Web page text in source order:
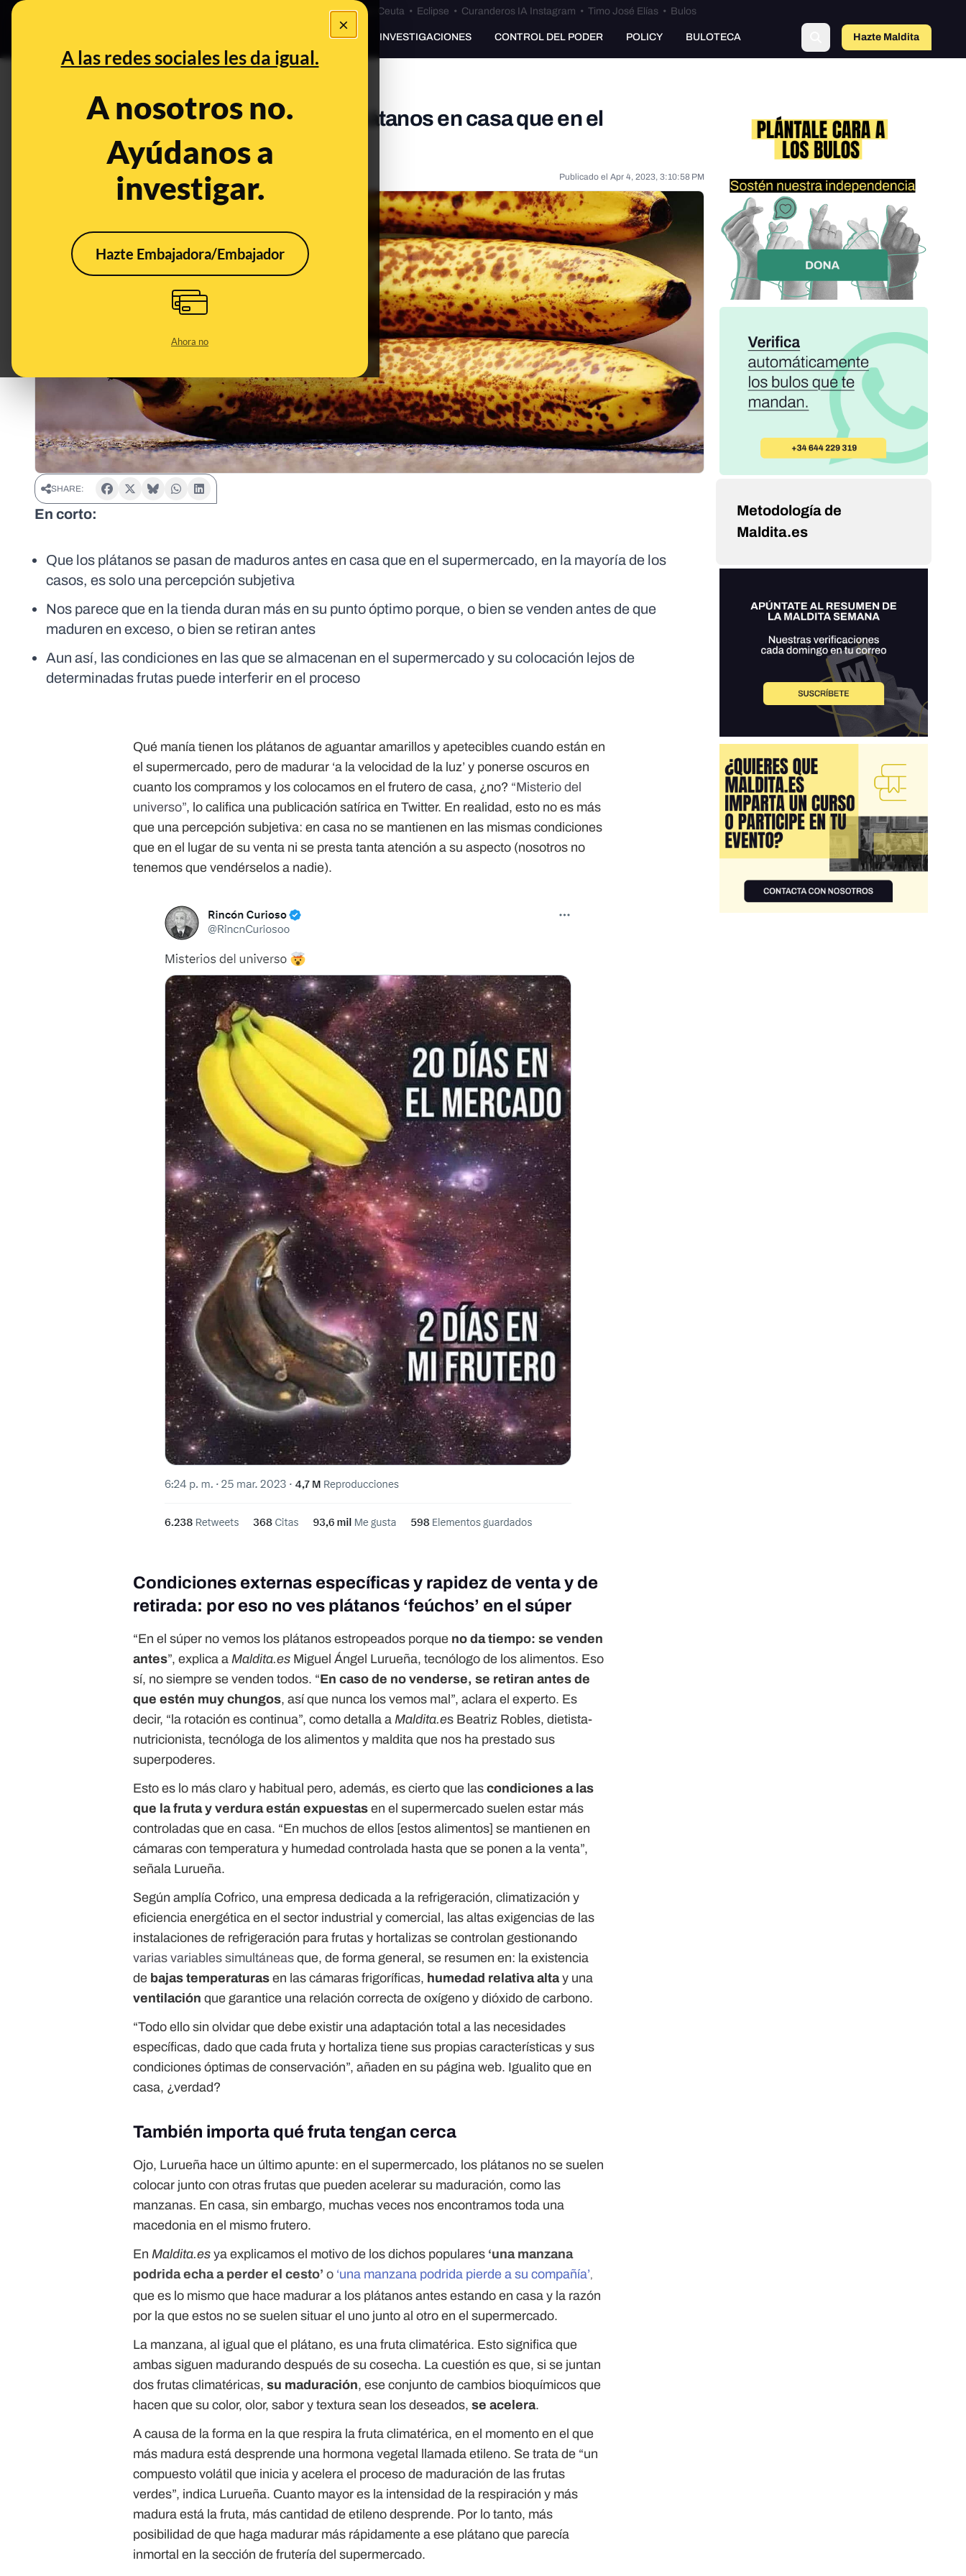
×
A las redes sociales les da igual.
A nosotros no.
Ayúdanos a
investigar.
Hazte Embajadora/Embajador
Ahora no
Especial Ceuta•Bulos Ceuta • Eclipse • Curanderos IA Instagram • Timo José Elías • Bulos
PREBUNKING INVESTIGACIONES CONTROL DEL PODER POLICY BULOTECA Hazte Maldito
¿Maduran (y se pasan) antes los plátanos en casa que en el
supermercado?
Publicado el Apr 4, 2023, 3:10:58 PM
SHARE:
En corto:
Que los plátanos se pasan de maduros antes en casa que en el supermercado, en la mayoría de los
casos, es solo una percepción subjetiva
Nos parece que en la tienda duran más en su punto óptimo porque, o bien se venden antes de que
maduren en exceso, o bien se retiran antes
Aun así, las condiciones en las que se almacenan en el supermercado y su colocación lejos de
determinadas frutas puede interferir en el proceso
Qué manía tienen los plátanos de aguantar amarillos y apetecibles cuando están en
el supermercado, pero de madurar ‘a la velocidad de la luz’ y ponerse oscuros en
cuanto los compramos y los colocamos en el frutero de casa, ¿no? “Misterio del
universo”, lo califica una publicación satírica en Twitter. En realidad, esto no es más
que una percepción subjetiva: en casa no se mantienen en las mismas condiciones
que en el lugar de su venta ni se presta tanta atención a su aspecto (nosotros no
tenemos que vendérselos a nadie).
Condiciones externas específicas y rapidez de venta y de
retirada: por eso no ves plátanos ‘feúchos’ en el súper
“En el súper no vemos los plátanos estropeados porque no da tiempo: se venden
antes”, explica aMaldita.es Miguel Ángel Lurueña, tecnólogo de los alimentos. Eso
sí, no siempre se venden todos. “En caso de no venderse, se retiran antes de
que estén muy chungos, así que nunca los vemos mal”, aclara el experto. Es
decir, “la rotación es continua”, como detalla aMaldita.es Beatriz Robles, dietista-
nutricionista, tecnóloga de los alimentos y maldita que nos ha prestado sus
superpoderes.
Esto es lo más claro y habitual pero, además, es cierto que lascondiciones a las
que la fruta y verdura están expuestas en el supermercado suelen estar más
controladas que en casa. “En muchos de ellos [estos alimentos] se mantienen en
cámaras con temperatura y humedad controlada hasta que se ponen a la venta”,
señala Lurueña.
Según amplía Cofrico, una empresa dedicada a la refrigeración, climatización y
eficiencia energética en el sector industrial y comercial, las altas exigencias de las
instalaciones de refrigeración para frutas y hortalizas se controlan gestionando
varias variables simultáneas que, de forma general, se resumen en: la existencia
de bajas temperaturas en las cámaras frigoríficas, humedad relativa alta y una
ventilación que garantice una relación correcta de oxígeno y dióxido de carbono.
“Todo ello sin olvidar que debe existir una adaptación total a las necesidades
específicas, dado que cada fruta y hortaliza tiene sus propias características y sus
condiciones óptimas de conservación”, añaden en su página web. Igualito que en
casa, ¿verdad?
También importa qué fruta tengan cerca
Ojo, Lurueña hace un último apunte: en el supermercado, los plátanos no se suelen
colocar junto con otras frutas que pueden acelerar su maduración, como las
manzanas. En casa, sin embargo, muchas veces nos encontramos toda una
macedonia en el mismo frutero.
EnMaldita.es ya explicamos el motivo de los dichos populares ‘una manzana
podrida echa a perder el cesto’ o ‘una manzana podrida pierde a su compañía’,
que es lo mismo que hace madurar a los plátanos antes estando en casa y la razón
por la que estos no se suelen situar el uno junto al otro en el supermercado.
La manzana, al igual que el plátano, es una fruta climatérica. Esto significa que
ambas siguen madurando después de su cosecha. La cuestión es que, si se juntan
dos frutas climatéricas,su maduración, ese conjunto de cambios bioquímicos que
hacen que su color, olor, sabor y textura sean los deseados,se acelera.
A causa de la forma en la que respira la fruta climatérica, en el momento en el que
más madura está desprende una hormona vegetal llamada etileno. Se trata de “un
compuesto volátil que inicia y acelera el proceso de maduración de las frutas
verdes”, indica Lurueña. Cuanto mayor es la intensidad de la respiración y más
madura está la fruta, más cantidad de etileno desprende. Por lo tanto, más
posibilidad de que haga madurar más rápidamente a ese plátano que parecía
inmortal en la sección de frutería del supermercado.
Metodología de
Maldita.es